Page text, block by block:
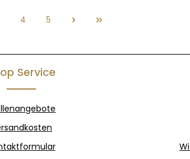
Oldal
4 Oldal
5
Service